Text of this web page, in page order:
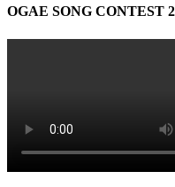
OGAE SONG CONTEST